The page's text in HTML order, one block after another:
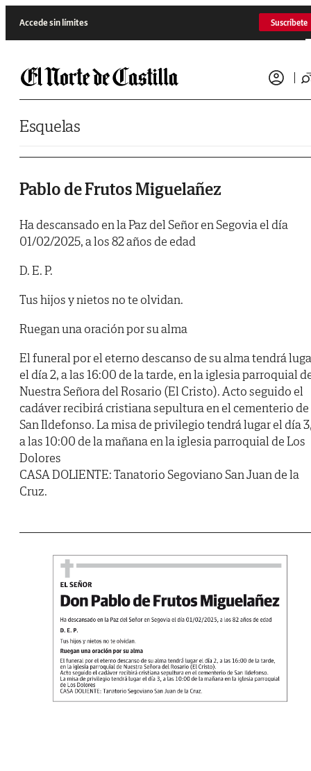
Accede sin límites Suscríbete
Esquelas
Pablo de Frutos Miguelañez
Ha descansado en la Paz del Señor en Segovia el día
01/02/2025, a los 82 años de edad
D. E. P.
Tus hijos y nietos no te olvidan.
Ruegan una oración por su alma
El funeral por el eterno descanso de su alma tendrá
el día 2, a las 16:00 de la tarde, en la iglesia parroquial
Nuestra Señora del Rosario (El Cristo). Acto seguido el
cadáver recibirá cristiana sepultura en el cementerio de
San Ildefonso. La misa de privilegio tendrá lugar el día
a las 10:00 de la mañana en la iglesia parroquial de Los
Dolores
CASA DOLIENTE: Tanatorio Segoviano San Juan de la
Cruz.